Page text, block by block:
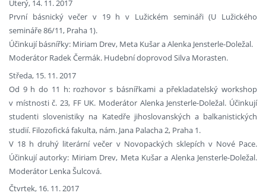
Úterý, 14. 11. 2017
První básnický večer v 19 h v Lužickém semináři (U Lužického
semináře 86/11, Praha 1).
Účinkují básnířky: Miriam Drev, Meta Kušar a Alenka Jensterle-Doležal.
Moderátor Radek Čermák. Hudební doprovod Silva Morasten.
Středa, 15. 11. 2017
Od 9 h do 11 h: rozhovor s básnířkami a překladatelský workshop
v místnosti č. 23, FF UK. Moderátor Alenka Jensterle-Doležal. Účinkují
studenti slovenistiky na Katedře jihoslovanských a balkanistických
studií. Filozofická fakulta, nám. Jana Palacha 2, Praha 1.
V 18 h druhý literární večer v Novopackých sklepích v Nové Pace.
Účinkují autorky: Miriam Drev, Meta Kušar a Alenka Jensterle-Doležal.
Moderátor Lenka Šulcová.
Čtvrtek, 16. 11. 2017